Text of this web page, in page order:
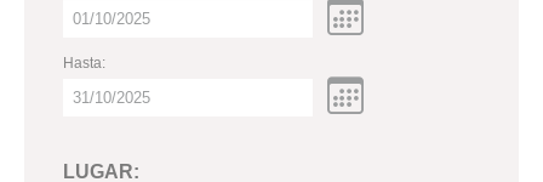
Hasta:
LUGAR: